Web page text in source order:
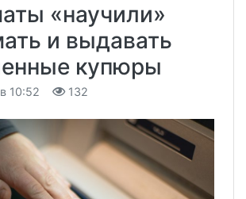
«научили»
и выдавать
купюры
10:52 132